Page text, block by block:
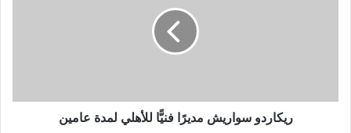
ريكاردو سواريش مديرًا فنيًّا للأهلي لمدة عامين